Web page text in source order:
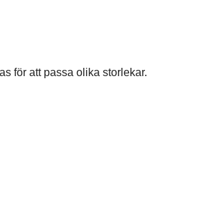
för att passa olika storlekar.